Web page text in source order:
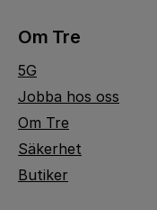
Om Tre
5G
Jobba hos oss
Om Tre
Säkerhet
Butiker